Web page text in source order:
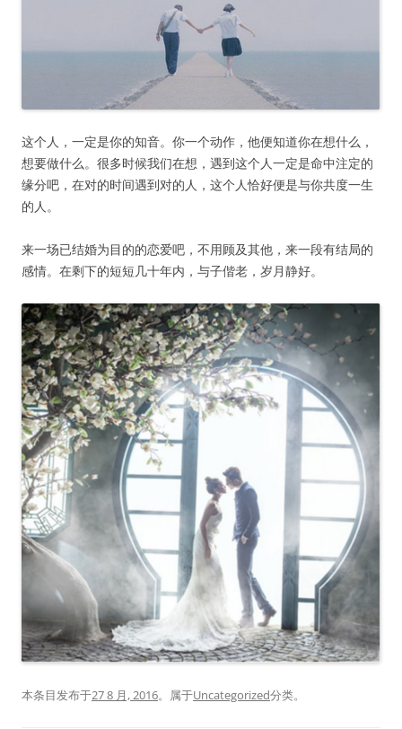
这个人，一定是你的知音。你一个动作，他便知道你在想什么，
想要做什么。很多时候我们在想，遇到这个人一定是命中注定的
缘分吧，在对的时间遇到对的人，这个人恰好便是与你共度一生
的人。
来一场已结婚为目的的恋爱吧，不用顾及其他，来一段有结局的
感情。在剩下的短短几十年内，与子偕老，岁月静好。
本条目发布于27 8 月, 2016。属于Uncategorized分类。